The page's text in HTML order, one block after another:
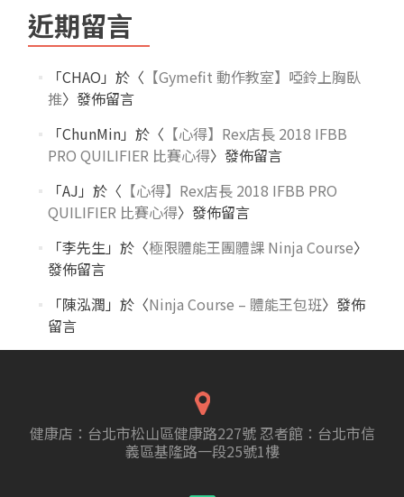
近期留言
「CHAO 」於〈 【Gymefit 動作教室】啞鈴上胸臥
推〉發佈留言
「ChunMin」於〈 【心得】Rex店長 2018 IFBB
PRO QUILIFIER 比賽心得〉發佈留言
「AJ 」於〈 【心得】Rex店長 2018 IFBB PRO
QUILIFIER 比賽心得〉發佈留言
「李先生」於〈極限體能王團體課 Ninja Course〉
發佈留言
「陳泓潤 」於〈Ninja Course – 體能王包班〉發佈
留言
健康店：台北市松山區健康路227號 忍者館：台北市信
義區基隆路一段25號1樓